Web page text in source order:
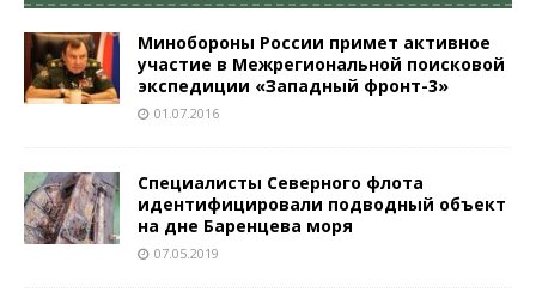
Минобороны России примет активное
участие в Межрегиональной поисковой
экспедиции «Западный фронт-3»
01.07.2016
Специалисты Северного флота
идентифицировали подводный объект
на дне Баренцева моря
07.05.2019